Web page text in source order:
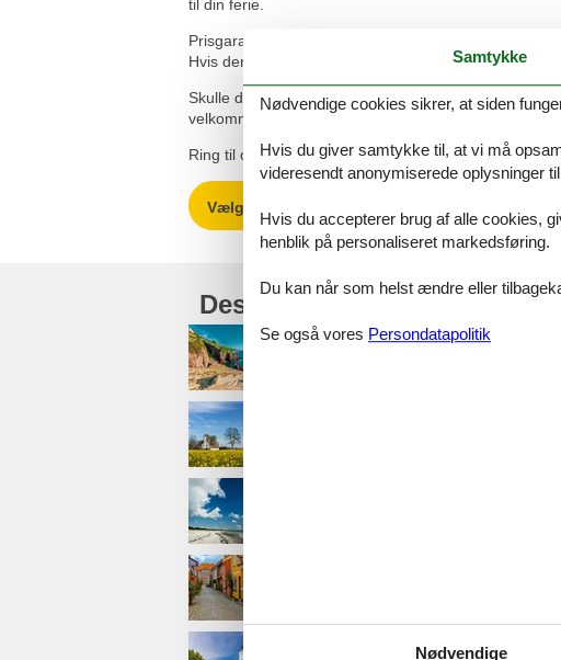
til din ferie.
Prisgarantien betyder helt enkelt, at vi lover dig at
Hvis der alligevel opstår en fejl i vores priskontrol,
Skulle du have spørgsmål eller særlige ønsker i
velkommen til at kontakte os. Vi er her for din skyld,
Ring til os på 8724 2251 eller send en mail til
Vælg mellem 273 sommerhuse
Destinationer under Danmark
Samtykke
Nødvendige cookies sikrer, at siden
Hvis du giver samtykke til, at vi må
videresendt anonymiserede oplysninger
Hvis du accepterer brug af alle cookies,
henblik på personaliseret markedsføring.
Du kan når som helst ændre eller
Se også vores Persondatapolitik
Nødvendige